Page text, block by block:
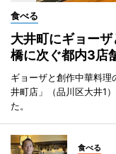
食べる
大井町にギョー
橋に次ぐ都内3店
ギョーザと創作中華料
井町店」（品川区大井1
た。
食べる